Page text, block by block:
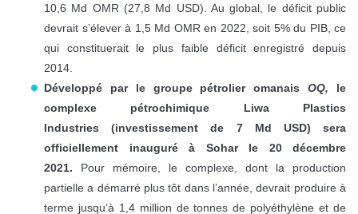
10,6 Md OMR (27,8 Md USD). Au global, le déficit public
devrait s’élever à 1,5 Md OMR en 2022, soit 5% du PIB, ce
qui constituerait le plus faible déficit enregistré depuis
2014.
Développé par le groupe pétrolier omanaisOQ, le
complexe pétrochimique Liwa Plastics
Industries (investissement de 7 Md USD) sera
officiellement inauguré à Sohar le 20 décembre
2021. Pour mémoire, le complexe, dont la production
partielle a démarré plus tôt dans l’année, devrait produire à
terme jusqu’à 1,4 million de tonnes de polyéthylène et de